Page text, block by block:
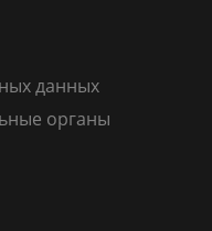
данных
органы